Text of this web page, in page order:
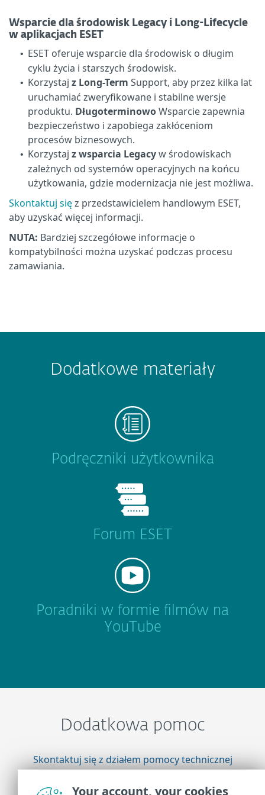
Wsparcie dla środowisk Legacy i Long-Lifecycle
w aplikacjach ESET
• ESET oferuje wsparcie dla środowisk o długim
cyklu życia i starszych środowisk.
• Korzystaj z Long-Term Support, aby przez kilka lat
uruchamiać zweryfikowane i stabilne wersje
produktu. DługoterminowoWsparcie zapewnia
bezpieczeństwo i zapobiega zakłóceniom
procesów biznesowych.
• Korzystaj z wsparcia Legacyw środowiskach
zależnych od systemów operacyjnych na końcu
użytkowania, gdzie modernizacja nie jest możliwa.
Skontaktuj sięz przedstawicielem handlowym ESET,
aby uzyskać więcej informacji.
NUTA: Bardziej szczegółowe informacje o
kompatybilności można uzyskać podczas procesu
zamawiania.
Dodatkowe materiały
Podręczniki użytkownika
Forum ESET
Poradniki w formie filmów na
YouTube
Dodatkowa pomoc
Skontaktuj się z działem pomocy technicznej
firmy ESET
Your account, your cookies